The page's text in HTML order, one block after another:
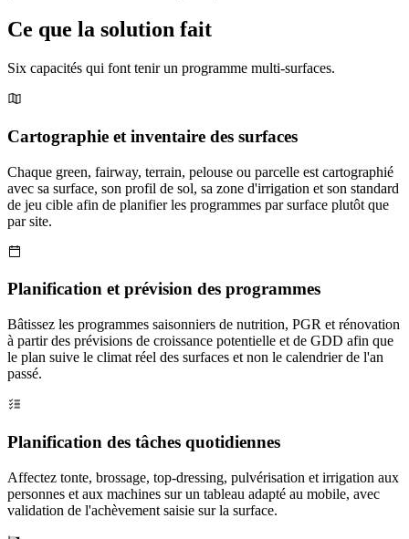
Ce que la solution fait
Six capacités qui font tenir un programme multi-surfaces.
Cartographie et inventaire des surfaces
Chaque green, fairway, terrain, pelouse ou parcelle est cartographié
avec sa surface, son profil de sol, sa zone d'irrigation et son standard
de jeu cible afin de planifier les programmes par surface plutôt que
par site.
Planification et prévision des programmes
Bâtissez les programmes saisonniers de nutrition, PGR et rénovation
à partir des prévisions de croissance potentielle et de GDD afin que
le plan suive le climat réel des surfaces et non le calendrier de l'an
passé.
Planification des tâches quotidiennes
Affectez tonte, brossage, top-dressing, pulvérisation et irrigation aux
personnes et aux machines sur un tableau adapté au mobile, avec
validation de l'achèvement saisie sur la surface.